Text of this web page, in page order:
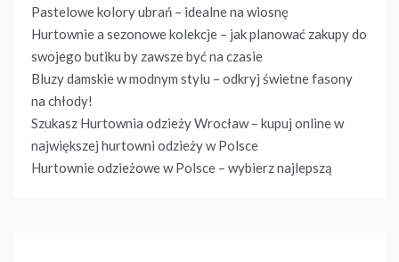
Pastelowe kolory ubrań – idealne na wiosnę
Hurtownie a sezonowe kolekcje – jak planować zakupy do
swojego butiku by zawsze być na czasie
Bluzy damskie w modnym stylu – odkryj świetne fasony
na chłody!
Szukasz Hurtownia odzieży Wrocław – kupuj online w
największej hurtowni odzieży w Polsce
Hurtownie odzieżowe w Polsce – wybierz najlepszą